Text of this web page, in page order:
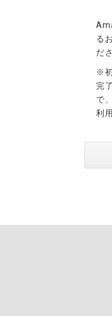
る
だ
※
完
で
利